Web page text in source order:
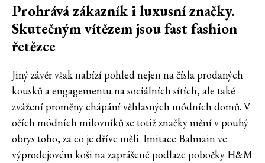
Prohrává zákazník i luxusní značky.
Skutečným vítězem jsou fast fashion
řetězce
Jiný závěr však nabízí pohled nejen na čísla prodaných
kousků a engagementu na sociálních sítích, ale také
zvážení proměny chápání věhlasných módních domů. V
očích módních milovníků se totiž značky mění v pouhý
obrys toho, za co je dříve měli. Imitace Balmain ve
výprodejovém koši na zaprášené podlaze pobočky H&M